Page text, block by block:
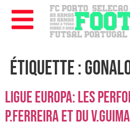
Étiquette :
Ligue Europa: les
P.Ferreira et du